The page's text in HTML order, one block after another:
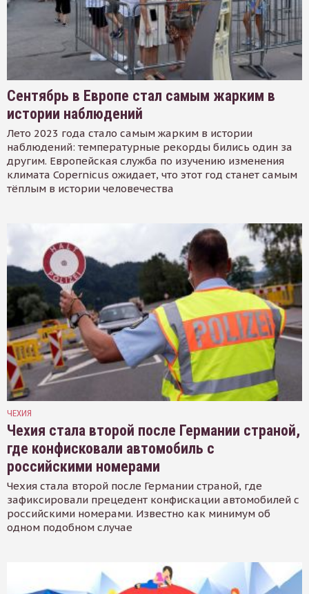
Сентябрь в Европе стал самым жарким в
истории наблюдений
Лето 2023 года стало самым жарким в истории
наблюдений: температурные рекорды бились один за
другим. Европейская служба по изучению изменения
климата Copernicus ожидает, что этот год станет самым
тёплым в истории человечества
ЧЕХИЯ
Чехия стала второй после Германии страной,
где конфисковали автомобиль с
российскими номерами
Чехия стала второй после Германии страной, где
зафиксировали прецедент конфискации автомобилей с
российскими номерами. Известно как минимум об
одном подобном случае